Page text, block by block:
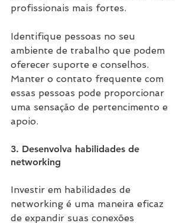
profissionais mais fortes.
Identifique pessoas no seu
ambiente de trabalho que podem
oferecer suporte e conselhos.
Manter o contato frequente com
essas pessoas pode proporcionar
uma sensação de pertencimento e
apoio.
3. Desenvolva habilidades de
networking
Investir em habilidades de
networking é uma maneira eficaz
de expandir suas conexões